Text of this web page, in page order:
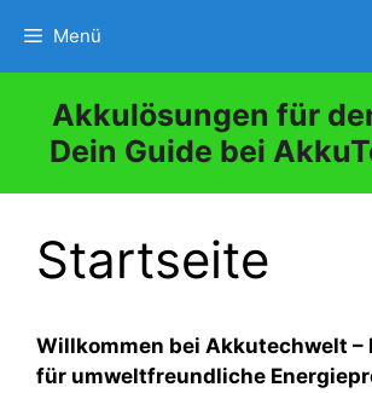
Inhalt
springen
Menü
Akkulösungen für
Dein Guide bei
Startseite
Willkommen bei Akkutechwelt –
für umweltfreundliche